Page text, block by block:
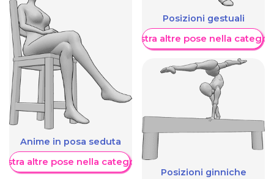
Anime in posa seduta
altre pose nella categoria
Posizioni gestuali
Mostra altre pose nella
Posizioni ginniche